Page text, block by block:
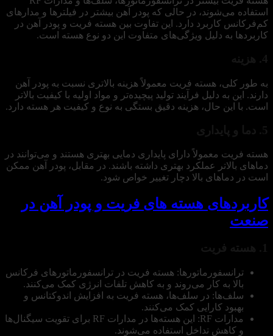
استفاده می‌شوند، در حالی که پودر آهن بیشتر در فیلترها و مدارهای
کم‌فرکانس کاربرد دارد. این تفاوت‌ بین هسته فریت و پودر آهن در
کاربردها به دلیل ویژگی‌های متفاوت این دو نوع هسته است.
به طور کلی، هسته فریت معمولاً هزینه بالاتری نسبت به پودر آهن
دارند. این به دلیل فرآیند تولید پیچیده‌تر و مواد اولیه با کیفیت بالاتر
است. با این حال، هزینه دقیق بستگی به نوع و کیفیت هر هسته دارد.
هسته فریت معمولاً دارای پایداری دمایی بهتری هستند و می‌توانند در
دماهای بالاتر عملکرد بهتری داشته باشند. در مقابل، پودر آهن ممکن
است در دماهای بالا دچار تغییر خواص شود.
کاربردهای هسته های فریت و پودر آهن در
صنعت
ترانسفورماتورها: هسته فریت در ترانسفورماتورهای فرکانس
بالا به کار می‌روند و به کاهش تلفات انرژی کمک می‌کنند.
سلف‌ها: در سلف‌ها، هسته فریت به افزایش اندوکتانس و
بهبود کارایی کمک می‌کنند.
مدارات RF: این هسته‌ها در مدارات RF برای تقویت سیگنال‌ها
و کاهش تداخل استفاده می‌شوند.